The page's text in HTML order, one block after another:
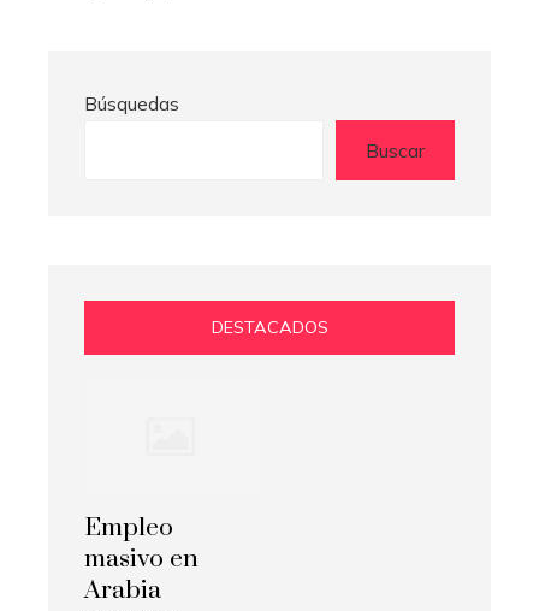
Búsquedas
Buscar
DESTACADOS
Empleo
masivo en
Arabia